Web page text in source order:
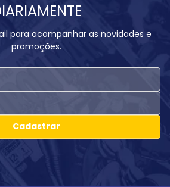
para acompanhar as novidades e
promoções.
Cadastrar